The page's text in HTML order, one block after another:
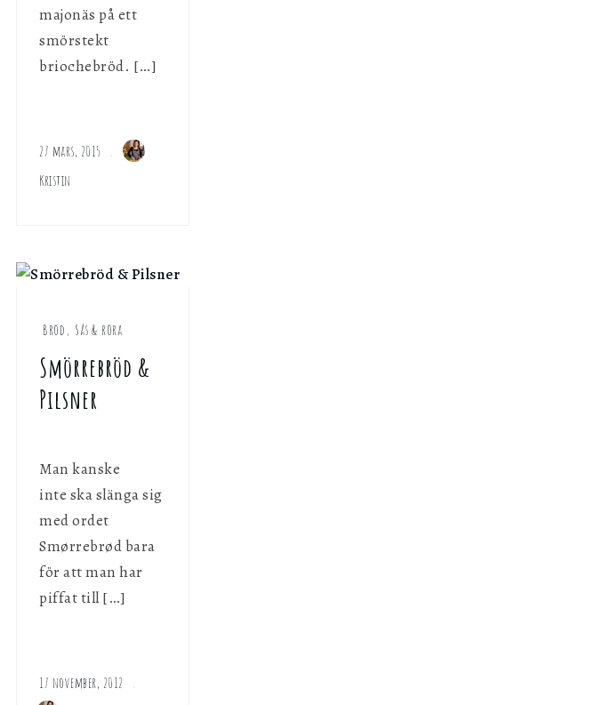
majonäs på ett
smörstekt
briochebröd. […]
27 mars, 2015
Kristin
Bröd , Sås & röra
Smörrebröd &
Pilsner
Man kanske
inte ska slänga sig
med ordet
Smørrebrød bara
för att man har
piffat till […]
17 november, 2012